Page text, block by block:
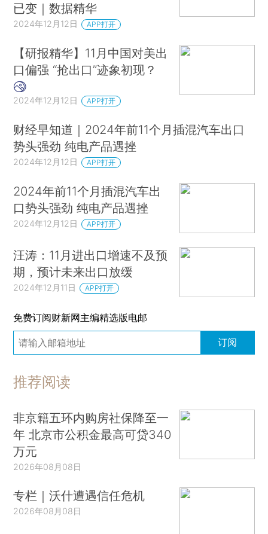
已变｜数据精华
2024年12月12日 APP打开
【研报精华】11月中国对美出
口偏强 “抢出口”迹象初现？
2024年12月12日 APP打开
财经早知道｜2024年前11个月插混汽车出口
势头强劲 纯电产品遇挫
2024年12月12日 APP打开
2024年前11个月插混汽车出
口势头强劲 纯电产品遇挫
2024年12月12日 APP打开
汪涛：11月进出口增速不及预
期，预计未来出口放缓
2024年12月11日 APP打开
免费订阅财新网主编精选版电邮
订阅
推荐阅读
非京籍五环内购房社保降至一
年 北京市公积金最高可贷340
万元
2026年08月08日
专栏｜沃什遭遇信任危机
2026年08月08日